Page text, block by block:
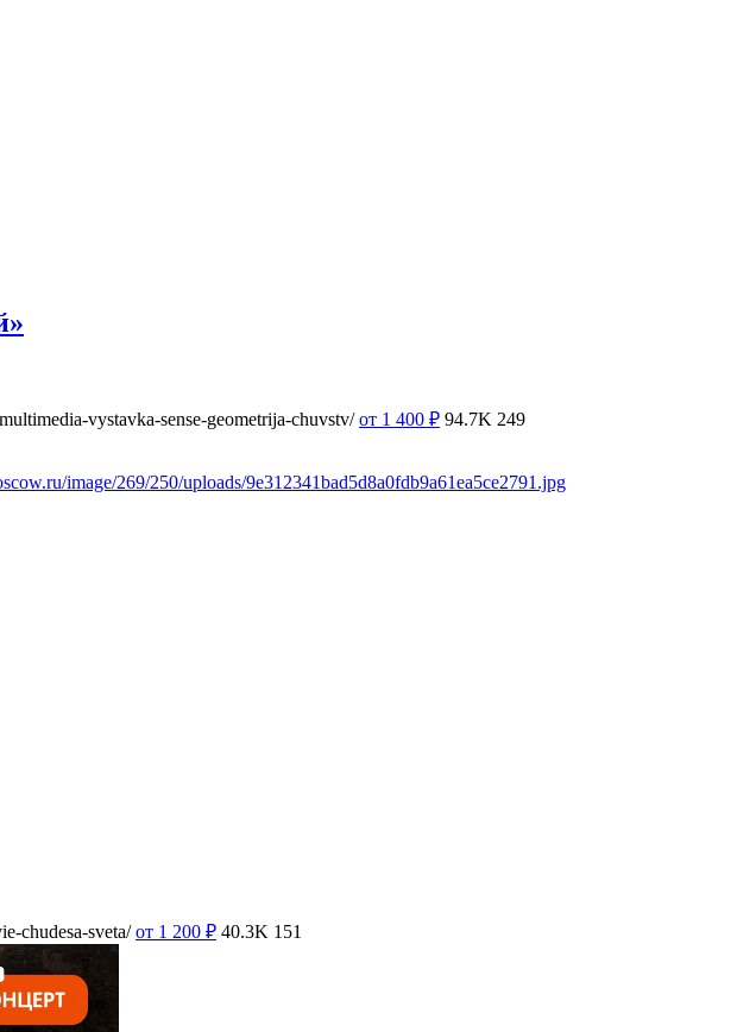
vystavka-sense-geometrija-chuvstv/ от 1 400 ₽ 94.7K 249
image/269/250/uploads/9e312341bad5d8a0fdb9a61ea5ce2791.jpg
chudesa-sveta/ от 1 200 ₽ 40.3K 151